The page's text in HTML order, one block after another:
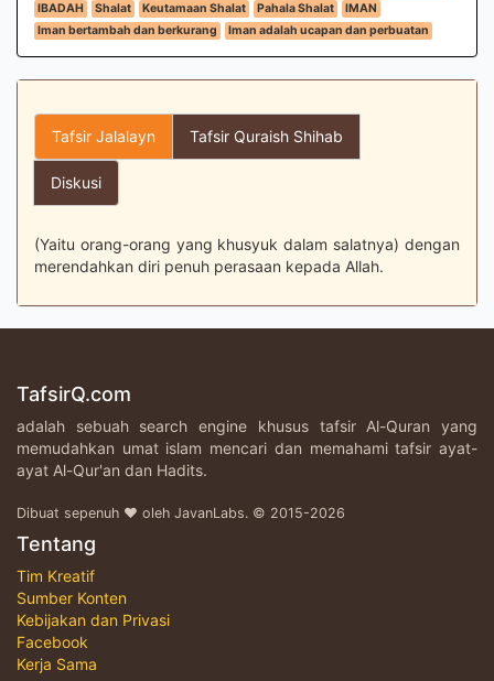
IBADAH
Shalat Keutamaan Shalat Pahala Shalat
IMAN
Iman bertambah dan berkurang
Iman adalah ucapan dan perbuatan
Tafsir Jalalayn Tafsir Quraish Shihab
Diskusi
(Yaitu orang-orang yang khusyuk dalam salatnya) dengan
merendahkan diri penuh perasaan kepada Allah.
TafsirQ.com
adalah sebuah search engine khusus tafsir Al-Quran yang
memudahkan umat islam mencari dan memahami tafsir ayat-
ayat Al-Qur'an dan Hadits.
Dibuat sepenuh ♥ oleh JavanLabs. © 2015-2026
Tentang
Tim Kreatif
Sumber Konten
Kebijakan dan Privasi
Facebook
Kerja Sama